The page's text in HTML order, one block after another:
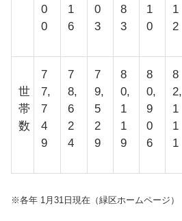
0
0
1
6
0
3
8
3
1
0
1
2
世
帯
数
7
7,
7
4
9
7
8,
6
2
4
7
9,
5
2
9
8
0,
1
1
9
8
0,
9
0
6
8
2,
1
1
1
※各年 1月31日現在（緑区ホームページ）